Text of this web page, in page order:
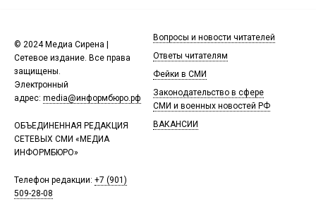
© 2024 Медиа Сирена |
Сетевое издание. Все права
защищены.
Электронный
адрес: media@информбюро.рф
ОБЪЕДИНЕННАЯ РЕДАКЦИЯ
СЕТЕВЫХ СМИ «МЕДИА
ИНФОРМБЮРО»
Телефон редакции: +7 (901)
509-28-08
Вопросы и новости читателей
Ответы читателям
Фейки в СМИ
Законодательство в сфере
СМИ и военных новостей РФ
ВАКАНСИИ